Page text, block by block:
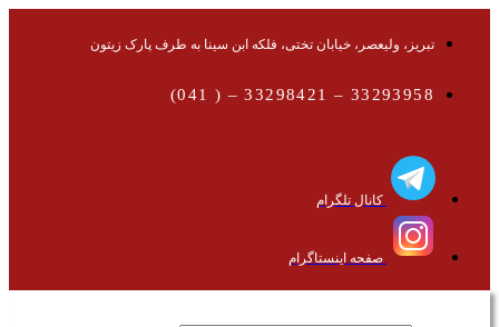
تبریز، ولیعصر، خیابان تختی، فلکه ابن سینا به طرف پارک زیتون
33293958 – 33298421 – ( 041)
کانال تلگرام
صفحه اینستاگرام